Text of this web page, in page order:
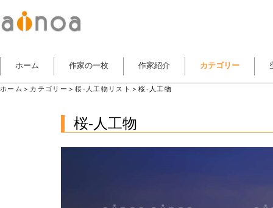
ホーム 作家の一枚 作家紹介 カテゴリー
ホーム ＞ カテゴリー ＞桜-人工物リスト ＞桜-人工物
桜-人工物